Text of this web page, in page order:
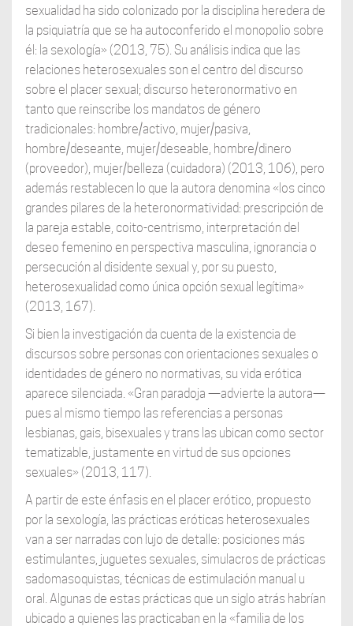
sexualidad ha sido colonizado por la disciplina heredera de
la psiquiatría que se ha autoconferido el monopolio sobre
él: la sexología» (2013, 75). Su análisis indica que las
relaciones heterosexuales son el centro del discurso
sobre el placer sexual; discurso heteronormativo en
tanto que reinscribe los mandatos de género
tradicionales: hombre/activo, mujer/pasiva,
hombre/deseante, mujer/deseable, hombre/dinero
(proveedor), mujer/belleza (cuidadora) (2013, 106), pero
además restablecen lo que la autora denomina «los cinco
grandes pilares de la heteronormatividad: prescripción de
la pareja estable, coito-centrismo, interpretación del
deseo femenino en perspectiva masculina, ignorancia o
persecución al disidente sexual y, por su puesto,
heterosexualidad como única opción sexual legítima»
(2013, 167).
Si bien la investigación da cuenta de la existencia de
discursos sobre personas con orientaciones sexuales o
identidades de género no normativas, su vida erótica
aparece silenciada. «Gran paradoja —advierte la autora—
pues al mismo tiempo las referencias a personas
lesbianas, gais, bisexuales y trans las ubican como sector
tematizable, justamente en virtud de sus opciones
sexuales» (2013, 117).
A partir de este énfasis en el placer erótico, propuesto
por la sexología, las prácticas eróticas heterosexuales
van a ser narradas con lujo de detalle: posiciones más
estimulantes, juguetes sexuales, simulacros de prácticas
sadomasoquistas, técnicas de estimulación manual u
oral. Algunas de estas prácticas que un siglo atrás habrían
ubicado a quienes las practicaban en la «familia de los